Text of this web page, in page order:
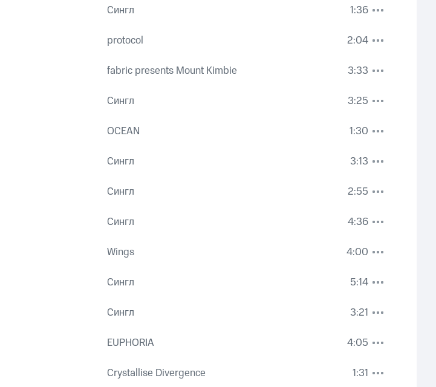
Сингл
1:36
protocol
2:04
fabric presents Mount Kimbie
3:33
Сингл
3:25
OCEAN
1:30
Сингл
3:13
Сингл
2:55
Сингл
4:36
Wings
4:00
Сингл
5:14
Сингл
3:21
EUPHORIA
4:05
Crystallise Divergence
1:31